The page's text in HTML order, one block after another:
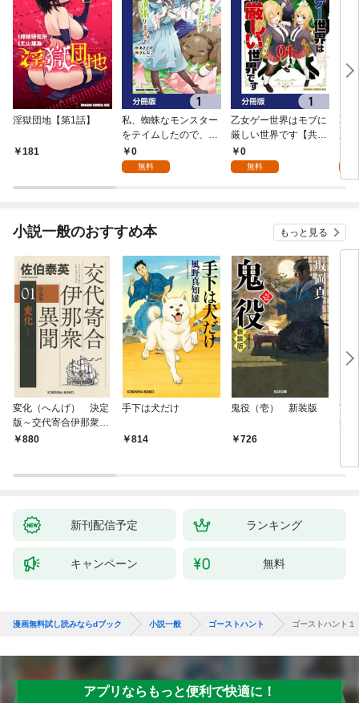
淫獄団地【第1話】
181
私、蜘蛛なモンスター
をテイムしたので、ス
パイダーシルクで裁縫
を頑張ります！【分冊
0
無料
乙女ゲー世界はモブに
厳しい世界です【共和
国編】【分冊版】 1
0
無料
乙
小説一般のおすすめ本 もっと見る
変化（へんげ） 決定
版～交代寄合伊那衆異
聞（1）～
880
手下は犬だけ
814
鬼役（壱） 新装版
726
南
舟
新刊配信予定 ランキング
キャンペーン 無料
漫画無料試し読みならdブック 小説一般 ゴーストハント ゴーストハント
アプリならもっと便利で快適に！